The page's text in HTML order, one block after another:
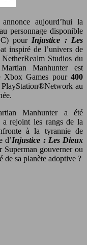
aujourd’hui la
personnage disponible
pour Injustice : Les
inspiré de l’univers de
Studios du
Manhunter est
Xbox Games pour 400
au
Manhunter a été
a rejoint les rangs de la
à la tyrannie de
d’Injustice : Les Dieux
gouverner ou
de sa planète adoptive ?